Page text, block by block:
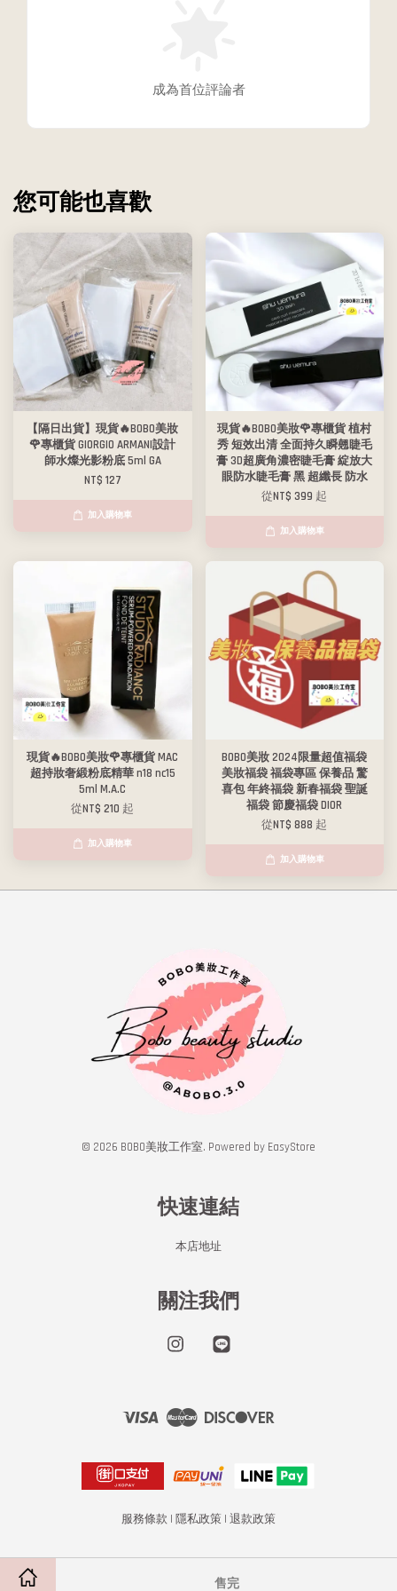
售完
成為首位評論者
您可能也喜歡
【隔日出貨】現貨🔥BOBO美妝
🌹專櫃貨 GIORGIO ARMANI設計
師水燦光影粉底 5ml GA
NT$ 127
加入購物車
現貨🔥BOBO美妝🌹專櫃貨 植村
秀 短效出清 全面持久瞬翹睫毛
膏 3D超廣角濃密睫毛膏 綻放大
眼防水睫毛膏 黑 超纖長 防水
從NT$ 399 起
加入購物車
現貨🔥BOBO美妝🌹專櫃貨 MAC
超持妝奢緞粉底精華 n18 nc15
5ml M.A.C
從NT$ 210 起
加入購物車
BOBO美妝 2024限量超值福袋
美妝福袋 福袋專區 保養品 驚
喜包 年終福袋 新春福袋 聖誕
福袋 節慶福袋 DIOR
從NT$ 888 起
加入購物車
© 2026 BOBO美妝工作室. Powered by EasyStore
快速連結
本店地址
關注我們
Instagram
Visa Master
服務條款 | 隱私政策 | 退款政策